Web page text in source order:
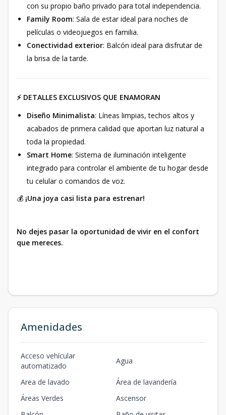
con su propio baño privado para total independencia.
Family Room: Sala de estar ideal para noches de
películas o videojuegos en familia.
Conectividad exterior: Balcón ideal para disfrutar de
la brisa de la tarde.
⚡ DETALLES EXCLUSIVOS QUE ENAMORAN
Diseño Minimalista: Líneas limpias, techos altos y
acabados de primera calidad que aportan luz natural a
toda la propiedad.
Smart Home: Sistema de iluminación inteligente
integrado para controlar el ambiente de tu hogar desde
tu celular o comandos de voz.
💰 ¡Una joya casi lista para estrenar!
No dejes pasar la oportunidad de vivir en el confort
que mereces.
Amenidades
Acceso vehícular
automatizado
Agua
Area de lavado
Área de lavandería
Áreas Verdes
Ascensor